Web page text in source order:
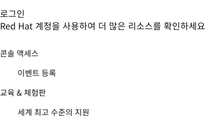
로그인
Red Hat 계정을 사용하여 더 많은 리소스를 확인하세요
콘솔 액세스
이벤트 등록
교육 & 체험판
세계 최고 수준의 지원